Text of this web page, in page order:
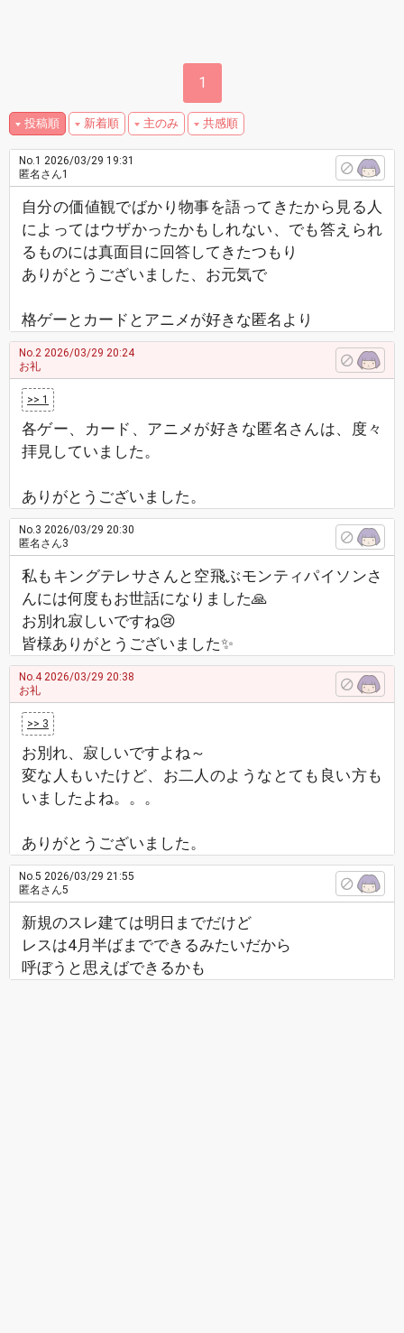
1
投稿順 新着順 主のみ 共感順
No.1 2026/03/29 19:31
匿名さん1
自分の価値観でばかり物事を語ってきたから見る人
によってはウザかったかもしれない、でも答えられ
るものには真面目に回答してきたつもり
ありがとうございました、お元気で
格ゲーとカードとアニメが好きな匿名より
No.2 2026/03/29 20:24
お礼
>> 1
各ゲー、カード、アニメが好きな匿名さんは、度々
拝見していました。
ありがとうございました。
No.3 2026/03/29 20:30
匿名さん3
私もキングテレサさんと空飛ぶモンティパイソンさ
んには何度もお世話になりました🙏
お別れ寂しいですね😢
皆様ありがとうございました✨
No.42026/03/29 20:38
お礼
>> 3
お別れ、寂しいですよね～
変な人もいたけど、お二人のようなとても良い方も
いましたよね。。。
ありがとうございました。
No.5 2026/03/29 21:55
匿名さん5
新規のスレ建ては明日までだけど
レスは4月半ばまでできるみたいだから
呼ぼうと思えばできるかも